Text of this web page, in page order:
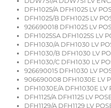
DFH1025/A DFH1025 LV
DFH1025/B DFH1025 LV
926690018 DFH1025 LV
DFH1025SA DFH1025S LV
DFH1030/A DFH1030 LV
DFH1030/B DFH1030 LV
DFH1030/C DFH1030 LV
926690015 DFH1030 LV
906690008 DFH1030E LV
DFH1030E/A DFH1030E LV
DFH1125/A DFH1125 LV
DFH1129/A DFH1129 LV